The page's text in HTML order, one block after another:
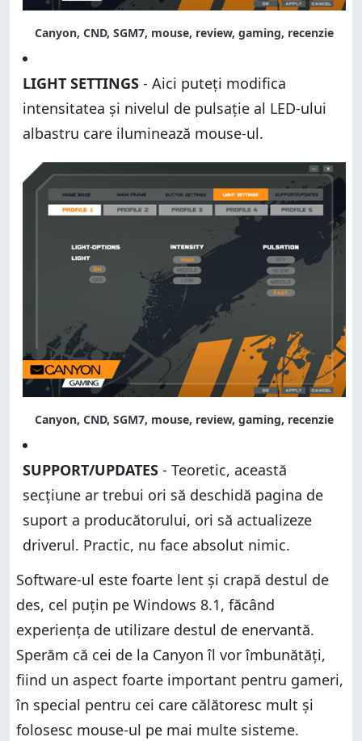
Canyon, CND, SGM7, mouse, review, gaming, recenzie
LIGHT SETTINGS - Aici puteți modifica
intensitatea și nivelul de pulsație al LED-ului
albastru care iluminează mouse-ul.
Canyon, CND, SGM7, mouse, review, gaming, recenzie
SUPPORT/UPDATES - Teoretic, această
secțiune ar trebui ori să deschidă pagina de
suport a producătorului, ori să actualizeze
driverul. Practic, nu face absolut nimic.
Software-ul este foarte lent și crapă destul de
des, cel puțin pe Windows 8.1, făcând
experiența de utilizare destul de enervantă.
Sperăm că cei de la Canyon îl vor îmbunătăți,
fiind un aspect foarte important pentru gameri,
în special pentru cei care călătoresc mult și
folosesc mouse-ul pe mai multe sisteme.